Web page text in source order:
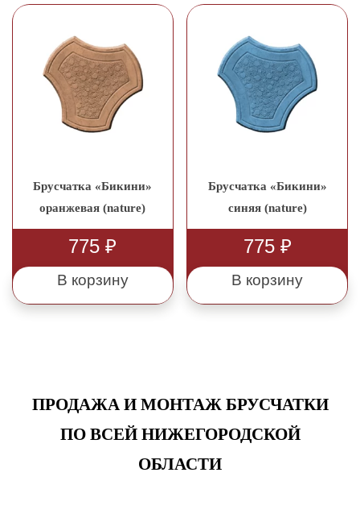
Брусчатка «Бикини»
оранжевая (nature)
775₽
В корзину
Брусчатка «Бикини»
синяя (nature)
775 ₽
В корзину
ПРОДАЖА И МОНТАЖ БРУСЧАТКИ
ПО ВСЕЙ НИЖЕГОРОДСКОЙ
ОБЛАСТИ